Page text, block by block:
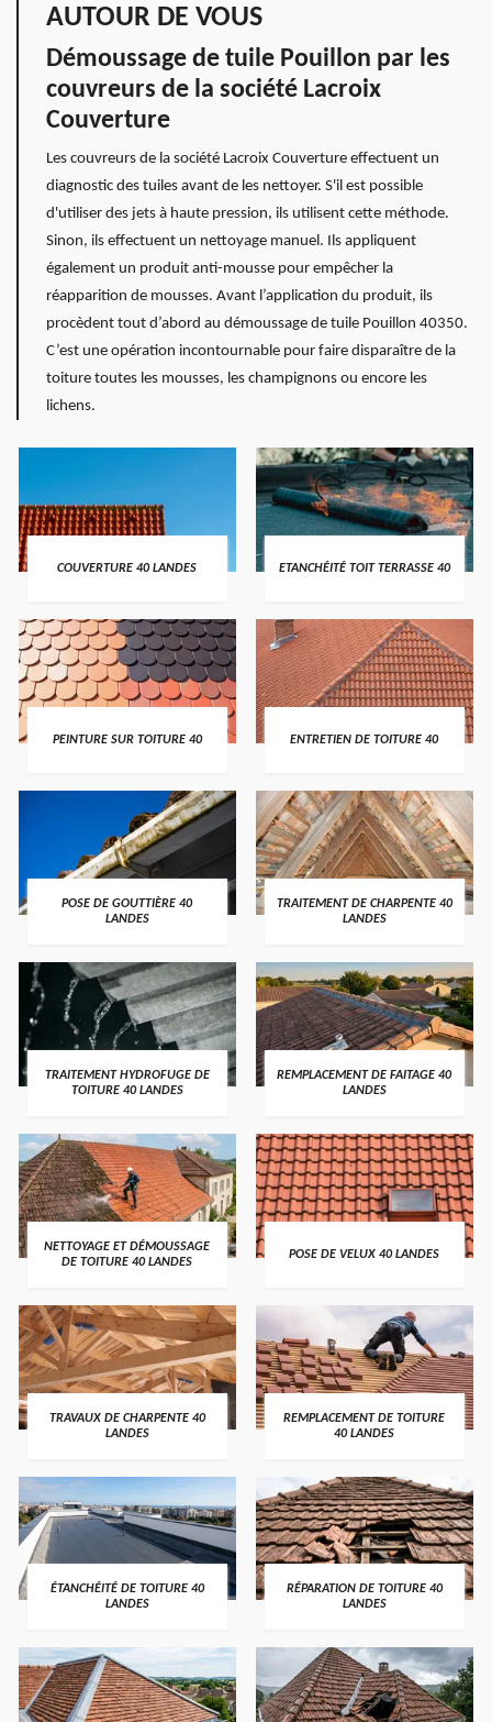
AUTOUR DE VOUS
Démoussage de tuile Pouillon par les
couvreurs de la société Lacroix
Couverture
Les couvreurs de la société Lacroix Couverture effectuent un
diagnostic des tuiles avant de les nettoyer. S'il est possible
d'utiliser des jets à haute pression, ils utilisent cette méthode.
Sinon, ils effectuent un nettoyage manuel. Ils appliquent
également un produit anti-mousse pour empêcher la
réapparition de mousses. Avant l’application du produit, ils
procèdent tout d’abord au démoussage de tuile Pouillon 40350.
C’est une opération incontournable pour faire disparaître de la
toiture toutes les mousses, les champignons ou encore les
lichens.
COUVERTURE 40 LANDES ETANCHÉITÉ TOIT TERRASSE 40
PEINTURE SUR TOITURE 40 ENTRETIEN DE TOITURE 40
POSE DE GOUTTIÈRE 40
LANDES
TRAITEMENT DE CHARPENTE 40
LANDES
TRAITEMENT HYDROFUGE DE
TOITURE 40 LANDES
REMPLACEMENT DE FAITAGE 40
LANDES
NETTOYAGE ET DÉMOUSSAGE
DE TOITURE 40 LANDES
POSE DE VELUX 40 LANDES
TRAVAUX DE CHARPENTE 40
LANDES
REMPLACEMENT DE TOITURE
40 LANDES
ÉTANCHÉITÉ DE TOITURE 40
LANDES
RÉPARATION DE TOITURE 40
LANDES